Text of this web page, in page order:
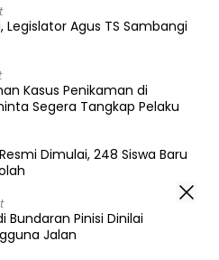
Legislator Agus TS Sambangi
Kasus Penikaman di
Segera Tangkap Pelaku
Resmi Dimulai, 248 Siswa Baru
Bundaran Pinisi Dinilai
Jalan